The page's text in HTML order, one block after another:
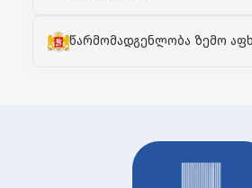
წარმომადგენლობა ზემო